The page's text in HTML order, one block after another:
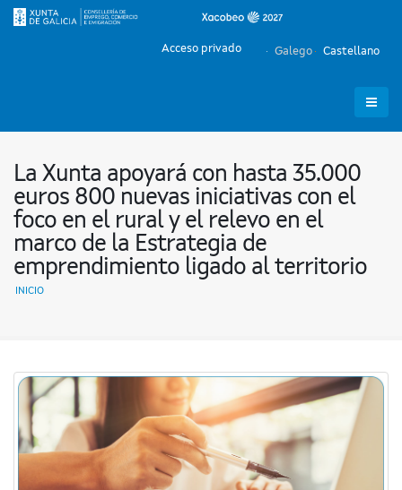
Galego Castellano
Acceso privado
La Xunta apoyará con hasta 35.000
euros 800 nuevas iniciativas con el
foco en el rural y el relevo en el
marco de la Estrategia de
emprendimiento ligado al territorio
INICIO